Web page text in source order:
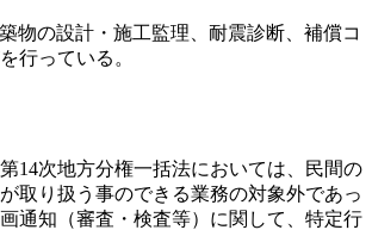
物の設計・施工監理、耐震診断、補償コ
行っている。
14次地方分権一括法においては、民間の
取り扱う事のできる業務の対象外であっ
通知（審査・検査等）に関して、特定行